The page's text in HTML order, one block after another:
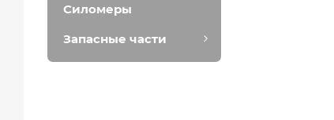
Силомеры
Запасные части